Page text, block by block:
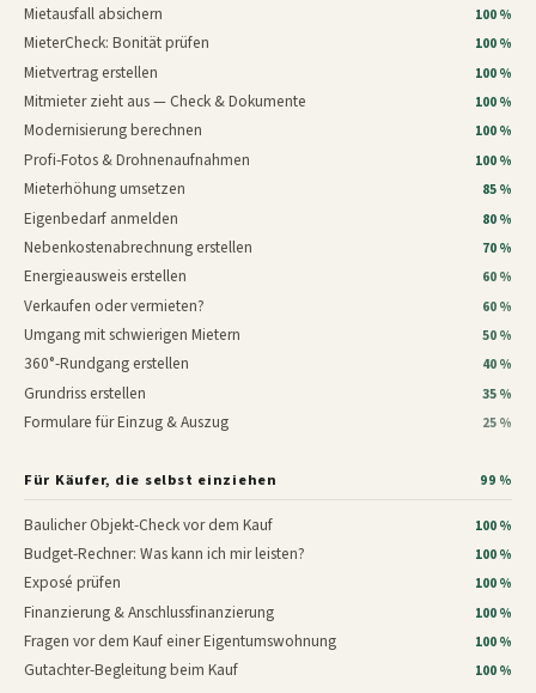
Mietausfall absichern 100 %
MieterCheck: Bonität prüfen 100 %
Mietvertrag erstellen 100 %
Mitmieter zieht aus — Check & Dokumente 100 %
Modernisierung berechnen 100 %
Profi-Fotos & Drohnenaufnahmen 100 %
Mieterhöhung umsetzen 85 %
Eigenbedarf anmelden 80 %
Nebenkostenabrechnung erstellen 70 %
Energieausweis erstellen 60 %
Verkaufen oder vermieten? 60 %
Umgang mit schwierigen Mietern 50 %
360°-Rundgang erstellen 40 %
Grundriss erstellen 35 %
Formulare für Einzug & Auszug 25 %
Für Käufer, die selbst einziehen 99 %
Baulicher Objekt-Check vor dem Kauf 100 %
Budget-Rechner: Was kann ich mir leisten? 100 %
Exposé prüfen 100 %
Finanzierung & Anschlussfinanzierung 100 %
Fragen vor dem Kauf einer Eigentumswohnung 100 %
Gutachter-Begleitung beim Kauf 100 %